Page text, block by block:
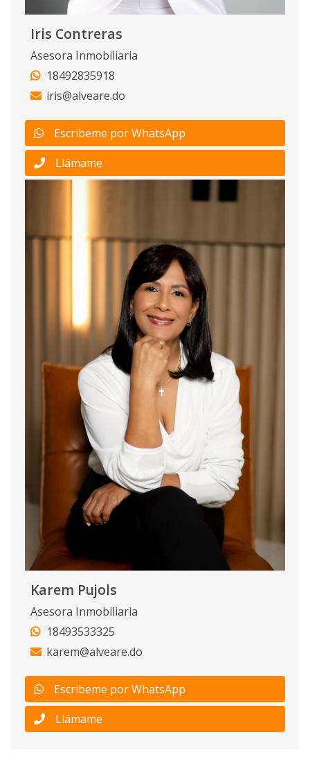
Iris Contreras
Asesora Inmobiliaria
18492835918
iris@alveare.do
Escribeme por WhatsApp
Llámame
Karem Pujols
Asesora Inmobiliaria
18493533325
karem@alveare.do
Escribeme por WhatsApp
Llámame